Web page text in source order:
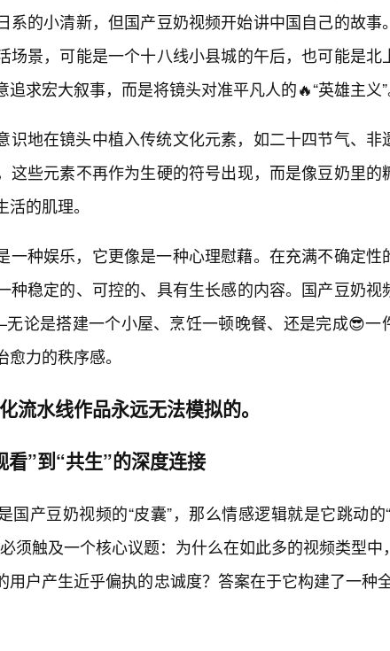
系的小清新，但国产豆奶视频开始讲中国自己的故事
场景，可能是一个十八线小县城的午后，也可能是北
求宏大叙事，而是将镜头对准平凡人的🔥“英雄主义”
识地在镜头中植入传统文化元素，如二十四节气、非
这些元素不再作为生硬的符号出现，而是像豆奶里的
的肌理。
一种娱乐，它更像是一种心理慰藉。在充满不确定性
种稳定的、可控的、具有生长感的内容。国产豆奶视
论是搭建一个小屋、烹饪一顿晚餐、还是完成😎一
力的秩序感。
流水线作品永远无法模拟的。
看”到“共生”的深度连接
国产豆奶视频的“皮囊”，那么情感逻辑就是它跳动的
须触及一个核心议题：为什么在如此多的视频类型中
用户产生近乎偏执的忠诚度？答案在于它构建了一种